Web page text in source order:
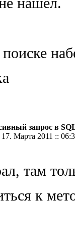
запрос в
17. Марта 2011 ::
там
к